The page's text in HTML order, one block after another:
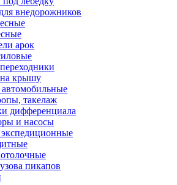
внедорожников
арок
крышу
такелаж
дифференциала
и насосы
пикапов